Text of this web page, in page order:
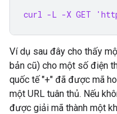
curl -L -X GET
Ví dụ sau đây cho thấy
bản cũ) cho một số điện
quốc tế "+" đã được mã
một URL tuân thủ. Nếu
được giải mã thành một